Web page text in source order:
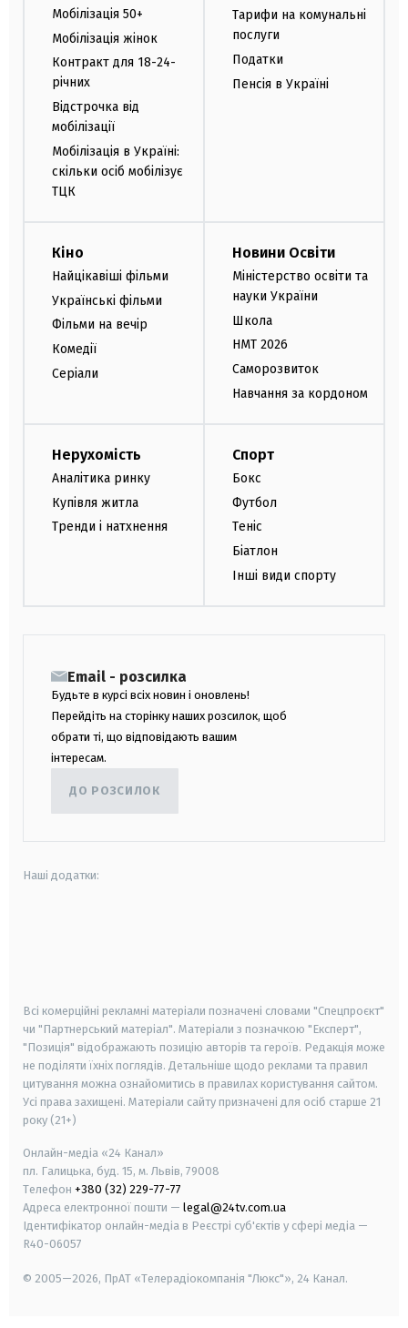
Мобілізація 50+
Мобілізація жінок
Контракт для 18-24-
річних
Відстрочка від
мобілізації
Мобілізація в Україні:
скільки осіб мобілізує
ТЦК
Тарифи на комунальні
послуги
Податки
Пенсія в Україні
Кіно
Найцікавіші фільми
Українські фільми
Фільми на вечір
Комедії
Серіали
Новини Освіти
Міністерство освіти та
науки України
Школа
НМТ 2026
Саморозвиток
Навчання за кордоном
Нерухомість
Аналітика ринку
Купівля житла
Тренди і натхнення
Спорт
Бокс
Футбол
Теніс
Біатлон
Інші види спорту
Email - розсилка
Будьте в курсі всіх новин і оновлень!
Перейдіть на сторінку наших розсилок, щоб
обрати ті, що відповідають вашим
інтересам.
ДО РОЗСИЛОК
Наші додатки:
Всі комерційні рекламні матеріали позначені словами "Спецпроєкт"
чи "Партнерський матеріал". Матеріали з позначкою "Експерт",
"Позиція" відображають позицію авторів та героїв. Редакція може
не поділяти їхніх поглядів. Детальніше щодо реклами та правил
цитування можна ознайомитись в правилах користування сайтом.
Усі права захищені. Матеріали сайту призначені для осіб старше 21
року (21+)
Онлайн-медіа «24 Канал»
пл. Галицька, буд. 15, м. Львів, 79008
Телефон +380 (32) 229-77-77
Адреса електронної пошти — legal@24tv.com.ua
Ідентифікатор онлайн-медіа в Реєстрі суб'єктів у сфері медіа —
R40-06057
© 2005—2026, ПрАТ «Телерадіокомпанія "Люкс"», 24 Канал.